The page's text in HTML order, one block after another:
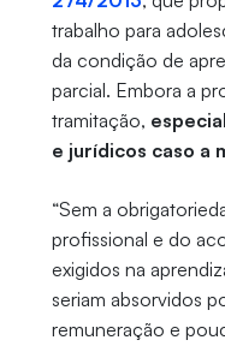
trabalho para
da condição de
parcial. Embora a
tramitação,
e jurídicos caso a
“Sem a
profissional e do
exigidos na
seriam absorvidos
remuneração e